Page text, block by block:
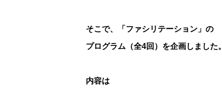
そこで、「ファシリテーション」の
プログラム（全4回）を企画しました。
内容は